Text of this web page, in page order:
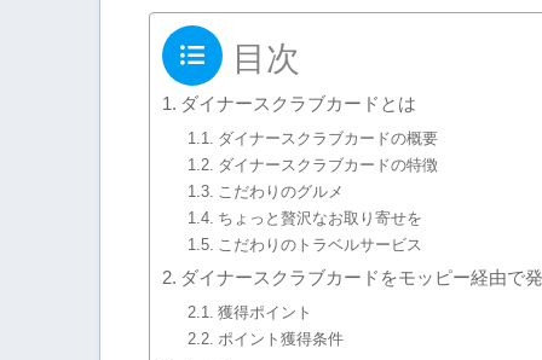
目次
ダイナースクラブカードとは
ダイナースクラブカードの概要
ダイナースクラブカードの特徴
こだわりのグルメ
ちょっと贅沢なお取り寄せを
こだわりのトラベルサービス
ダイナースクラブカードをモッピー経由で
獲得ポイント
ポイント獲得条件